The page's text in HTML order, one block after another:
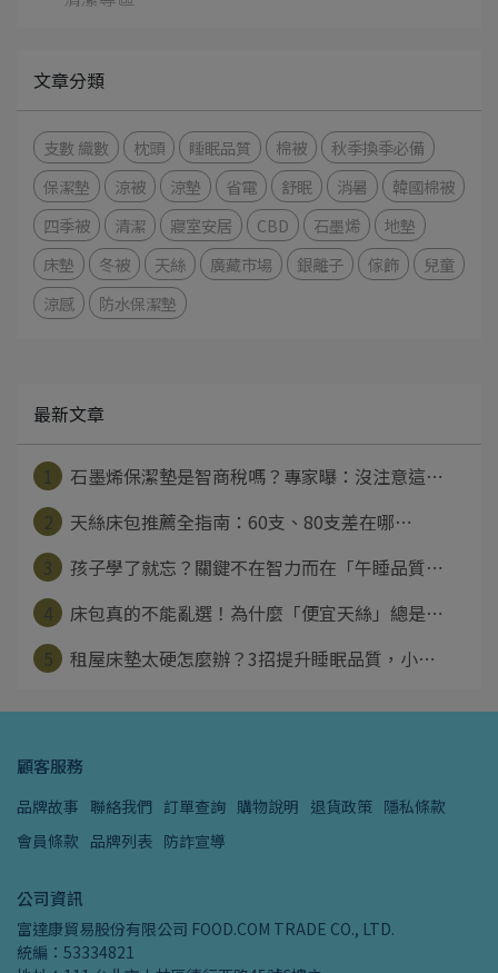
文章分類
支數 織數 枕頭 睡眠品質 棉被
秋季換季必備
保潔墊
涼被 涼墊 省電 舒眠 消暑
韓國棉被
四季被
清潔 寢室安居 CBD 石墨烯
地墊
床墊
冬被 天絲 廣藏市場 銀離子 傢飾
兒童
涼感
防水保潔墊
最新文章
石墨烯保潔墊是智商稅嗎？專家曝：沒注意這⋯
天絲床包推薦全指南：60支、80支差在哪⋯
孩子學了就忘？關鍵不在智力而在「午睡品質⋯
床包真的不能亂選！為什麼「便宜天絲」總是⋯
租屋床墊太硬怎麼辦？3招提升睡眠品質，小⋯
顧客服務
品牌故事 聯絡我們 訂單查詢 購物說明 退貨政策 隱私條款
會員條款 品牌列表 防詐宣導
公司資訊
富達康貿易股份有限公司 FOOD.COM TRADE CO., LTD.
統編：53334821